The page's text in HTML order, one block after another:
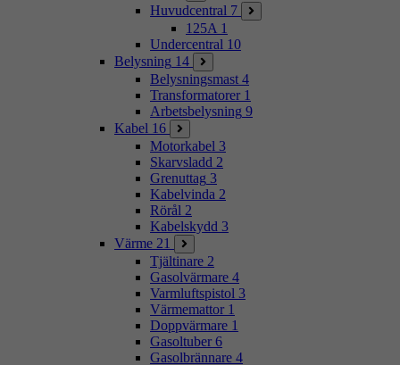
Huvudcentral 7
125A 1
Undercentral 10
Belysning 14
Belysningsmast 4
Transformatorer 1
Arbetsbelysning 9
Kabel 16
Motorkabel 3
Skarvsladd 2
Grenuttag 3
Kabelvinda 2
Rörål 2
Kabelskydd 3
Värme 21
Tjältinare 2
Gasolvärmare 4
Varmluftspistol 3
Värmemattor 1
Doppvärmare 1
Gasoltuber 6
Gasolbrännare 4